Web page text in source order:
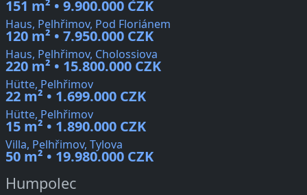
151 m² • 9.900.000 CZK
Haus, Pelhřimov, Pod Floriánem
120 m² • 7.950.000 CZK
Haus, Pelhřimov, Cholossiova
220 m² • 15.800.000 CZK
Hütte, Pelhřimov
22 m² • 1.699.000 CZK
Hütte, Pelhřimov
15 m² • 1.890.000 CZK
Villa, Pelhřimov, Tylova
50 m² • 19.980.000 CZK
Humpolec